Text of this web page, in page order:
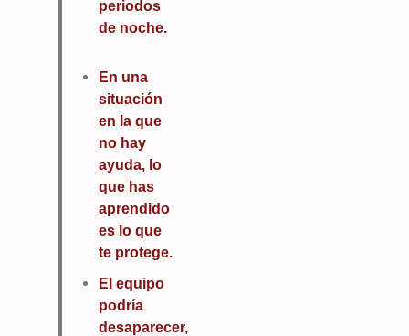
periodos
de noche.
En una
situación
en la que
no hay
ayuda, lo
que has
aprendido
es lo que
te protege.
El equipo
podría
desaparecer,